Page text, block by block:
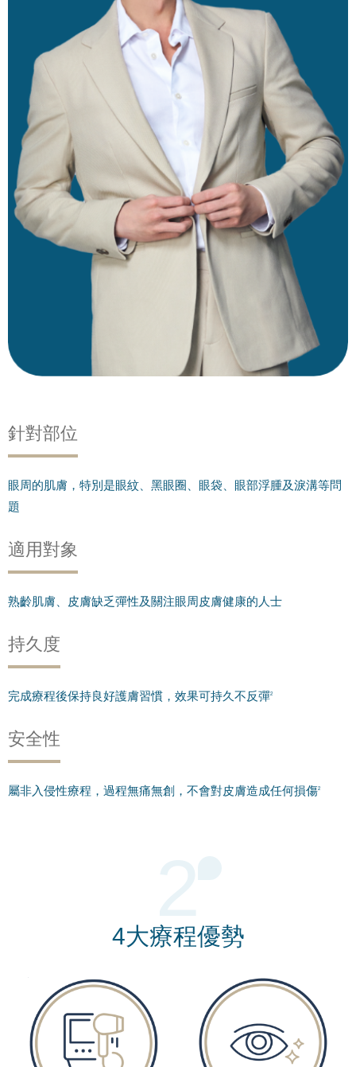
針對部位
眼周的肌膚，特別是眼紋、黑眼圈、眼袋、眼部浮腫及淚溝等問
題
適用對象
熟齡肌膚、皮膚缺乏彈性及關注眼周皮膚健康的人士
持久度
完成療程後保持良好護膚習慣，效果可持久不反彈2
安全性
屬非入侵性療程，過程無痛無創，不會對皮膚造成任何損傷2
4大療程優勢